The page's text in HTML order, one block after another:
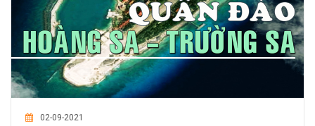
02-09-2021